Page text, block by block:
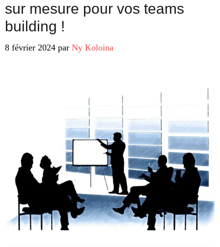
sur mesure pour vos teams
building !
8 février 2024 par Ny Koloina